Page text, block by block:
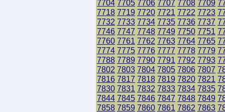
7704 7705 7706 7707 7708 7709
7718 7719 7720 7721 7722 7723
7732 7733 7734 7735 7736 7737
7746 7747 7748 7749 7750 7751
7760 7761 7762 7763 7764 7765
7774 7775 7776 7777 7778 7779
7788 7789 7790 7791 7792 7793
7802 7803 7804 7805 7806 7807
7816 7817 7818 7819 7820 7821
7830 7831 7832 7833 7834 7835
7844 7845 7846 7847 7848 7849
7858 7859 7860 7861 7862 7863